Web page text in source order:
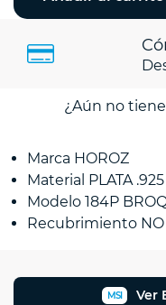
¿Aún no
Marca HOROZ
Material PLATA .925
Modelo 184P
Recubrimiento NO
MSI Ver